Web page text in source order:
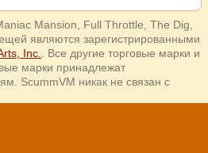
Mansion, Full Throttle, The Dig,
являются зарегистрированными
Inc.
. Все другие торговые марки и
марки принадлежат
ScummVM никак не связан с